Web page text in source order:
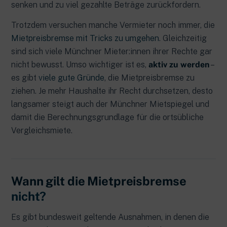
senken und zu viel gezahlte Beträge zurückfordern.
Trotzdem versuchen manche Vermieter noch immer, die
Mietpreisbremse mit Tricks zu umgehen. Gleichzeitig
sind sich viele Münchner Mieter:innen ihrer Rechte gar
nicht bewusst. Umso wichtiger ist es, aktiv zu werden–
es gibt viele gute Gründe, die Mietpreisbremse zu
ziehen. Je mehr Haushalte ihr Recht durchsetzen, desto
langsamer steigt auch der Münchner Mietspiegel und
damit die Berechnungsgrundlage für die ortsübliche
Vergleichsmiete.
Wann gilt die Mietpreisbremse
nicht?
Es gibt bundesweit geltende Ausnahmen, in denen die